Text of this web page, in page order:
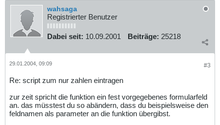
wahsaga
Registrierter Benutzer
Dabei seit: 10.09.2001 Beiträge: 25218
#3
29.01.2004, 09:09
Re: script zum nur zahlen eintragen
zur zeit spricht die funktion ein fest vorgegebenes formularfeld
an. das müsstest du so abändern, dass du beispielsweise den
feldnamen als parameter an die funktion übergibst.